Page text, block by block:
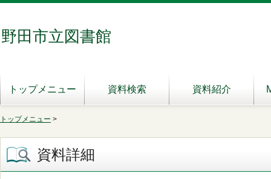
野田市立図書館
トップメニュー 資料検索 資料紹介
トップメニュー >
資料詳細